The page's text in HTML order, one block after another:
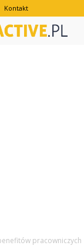
Kontakt
pracowniczych